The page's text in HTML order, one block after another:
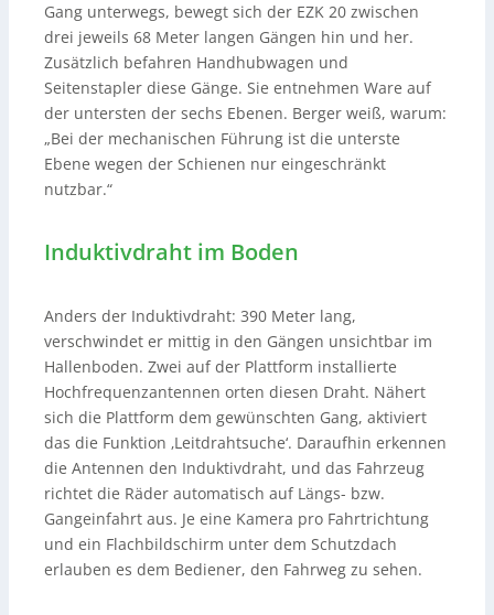
Gang unterwegs, bewegt sich der EZK 20 zwischen
drei jeweils 68 Meter langen Gängen hin und her.
Zusätzlich befahren Handhubwagen und
Seitenstapler diese Gänge. Sie entnehmen Ware auf
der untersten der sechs Ebenen. Berger weiß, warum:
„Bei der mechanischen Führung ist die unterste
Ebene wegen der Schienen nur eingeschränkt
nutzbar.“
Induktivdraht im Boden
Anders der Induktivdraht: 390 Meter lang,
verschwindet er mittig in den Gängen unsichtbar im
Hallenboden. Zwei auf der Plattform installierte
Hochfrequenzantennen orten diesen Draht. Nähert
sich die Plattform dem gewünschten Gang, aktiviert
das die Funktion ‚Leitdrahtsuche‘. Daraufhin erkennen
die Antennen den Induktivdraht, und das Fahrzeug
richtet die Räder automatisch auf Längs- bzw.
Gangeinfahrt aus. Je eine Kamera pro Fahrtrichtung
und ein Flachbildschirm unter dem Schutzdach
erlauben es dem Bediener, den Fahrweg zu sehen.